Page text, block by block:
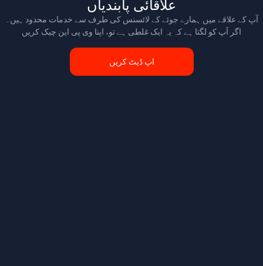
علاقائی پابندیاں
آپ کے علاقے میں ہمارے جوئے کے لائسنس کی طرف سے خدمات محدود ہیں۔
اگر آپ کو لگتا ہے کہ یہ ایک غلطی ہے تو، اپنا وی پی این چیک کریں
اپ ڈیٹ کریں